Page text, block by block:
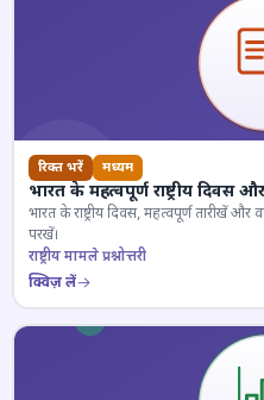
रिक्त भरें मध्यम
भारत के महत्वपूर्ण राष्ट्रीय दिवस
भारत के राष्ट्रीय दिवस, महत्वपूर्ण तारीखें और
परखें।
राष्ट्रीय मामले प्रश्नोत्तरी
क्विज़ लें